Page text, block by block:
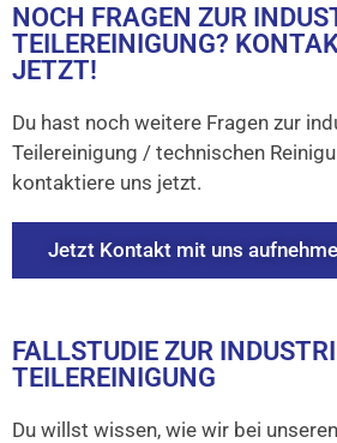
NOCH FRAGEN ZUR
TEILEREINIGUNG?
JETZT!
Du hast noch weitere Fragen zur
Teilereinigung / technischen
kontaktiere uns jetzt.
Jetzt Kontakt mit uns
FALLSTUDIE ZUR
TEILEREINIGUNG
Du willst wissen, wie wir bei